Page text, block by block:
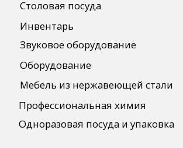
Бренды
Публичная оферта
Политика конфиденциальности
Согласие на обработку персональных
данных
Сотрудничество
Оплата и Доставка